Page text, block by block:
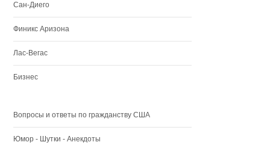
Сан-Диего
Финикс Аризона
Лас-Вегас
Бизнес
Вопросы и ответы по гражданству США
Юмор - Шутки - Анекдоты